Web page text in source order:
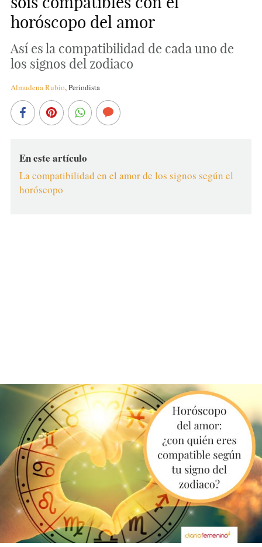
horóscopo del amor
Así es la compatibilidad de cada uno de
los signos del zodiaco
Almudena Rubio,Periodista
En este artículo
La compatibilidad en el amor de los signos según el
horóscopo